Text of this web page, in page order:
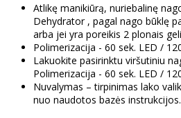
Atlikę manikiūrą, nuriebalinę
Dehydrator , pagal nago būklę
arba jei yra poreikis 2 plonais
Polimerizacija - 60 sek. LED /
Lakuokite pasirinktu viršutiniu
Polimerizacija - 60 sek. LED /
Nuvalymas – tirpinimas lako
nuo naudotos bazės instrukcijos.